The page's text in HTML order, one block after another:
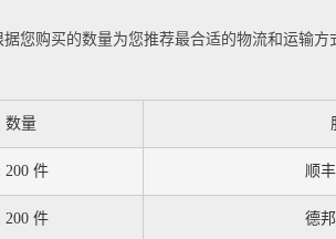
您购买的数量为您推荐最合适的物流和运输
数量
200 件 顺
200 件 德